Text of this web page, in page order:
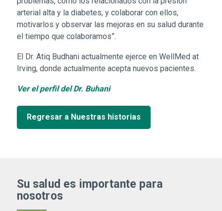
arterial alta y la diabetes, y colaborar con ellos,
motivarlos y observar las mejoras en su salud durante
el tiempo que colaboramos”.
El Dr. Atiq Budhani actualmente ejerce en WellMed at
Irving, donde actualmente acepta nuevos pacientes.
Ver el perfil del Dr. Buhani
Regresar a Nuestras historias
Su salud es importante para
nosotros